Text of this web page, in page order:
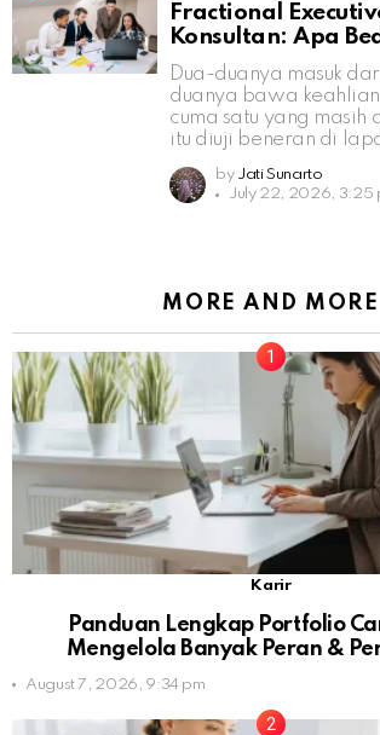
Fractional
Konsultan: Apa
Dua-duanya masuk
duanya bawa
cuma satu yang masih
itu diuji beneran di
by Jati Sunarto
July 22, 2026, 3:25
MORE AND MORE
Karir
Panduan Lengkap Portfolio
Mengelola Banyak Peran &
August 7, 2026, 9:34 pm